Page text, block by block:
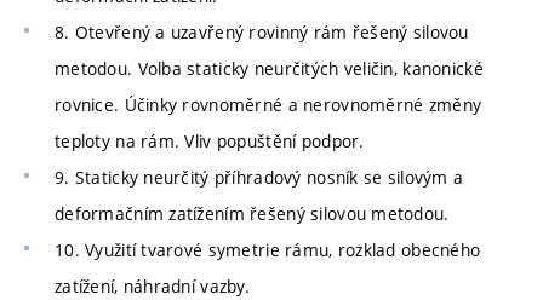
8. Otevřený a uzavřený rovinný rám řešený silovou
metodou. Volba staticky neurčitých veličin, kanonické
rovnice. Účinky rovnoměrné a nerovnoměrné změny
teploty na rám. Vliv popuštění podpor.
9. Staticky neurčitý příhradový nosník se silovým a
deformačním zatížením řešený silovou metodou.
10. Využití tvarové symetrie rámu, rozklad obecného
zatížení, náhradní vazby.